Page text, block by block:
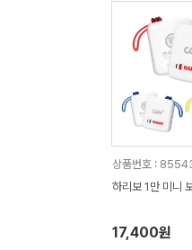
상품번호 :
하리보 1만 미니
17,400원